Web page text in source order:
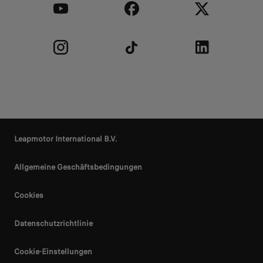
Leapmotor International B.V.
Allgemeine Geschäftsbedingungen
Cookies
Datenschutzrichtlinie
Cookie-Einstellungen